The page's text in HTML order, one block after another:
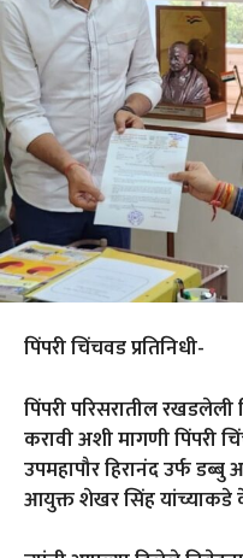
पिंपरी चिंचवड प्रतिनिधी-
पिंपरी परिसरातील
करावी अशी मागणी पिंपरी
उपमहापौर हिरानंद उर्फ
आयुक्त शेखर सिंह